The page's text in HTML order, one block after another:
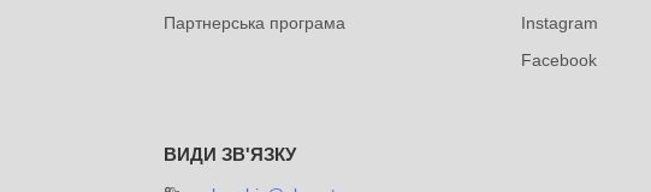
Партнерська програма
Instagram
Facebook